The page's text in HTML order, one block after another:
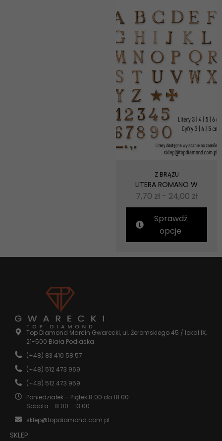
Z BRĄZU
LITERA ROMANO W
7,70 zł - 24,00 zł
Sprawdź
opcje
Top Diamond Marcin Gwarecki, ul. Żeromskiego 45 / lokal IX,
21-500 Biała Podlaska
(+48) 83 410 58 57
(+48) 512 473 969
(+48) 512 473 959
Poniedziałek – Piątek 8:00 do 18:00
Sobota - 8:00 - 13:00
sklep@topdiamond.com.pl
SKLEP